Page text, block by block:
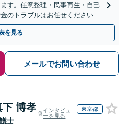
す。任意整理・民事再生・自己
のトラブルはお任せください。
を見る
メールでお問い合わせ
下 博孝
士
インタビュ
ーを見る
東京都